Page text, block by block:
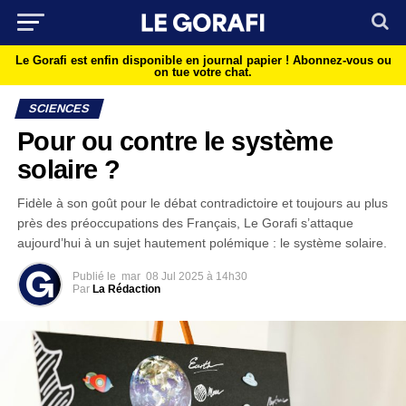
Le Gorafi est enfin disponible en journal papier ! Abonnez-vous ou
on tue votre chat.
SCIENCES
Pour ou contre le système
solaire ?
Fidèle à son goût pour le débat contradictoire et toujours au plus
près des préoccupations des Français, Le Gorafi s’attaque
aujourd’hui à un sujet hautement polémique : le système solaire.
Publié le mar 08 Jul 2025 à 14h30
Par La Rédaction